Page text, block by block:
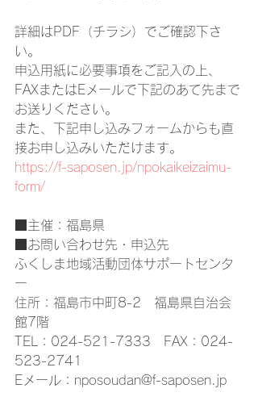
詳細はPDF（チラシ）でご確認下さ
い。
申込用紙に必要事項をご記入の上、
FAXまたはEメールで下記のあて先まで
お送りください。
また、下記申し込みフォームからも直
接お申し込みいただけます。
https://f-saposen.jp/npokaikeizaimu-
form/
■主催：福島県
■お問い合わせ先・申込先
ふくしま地域活動団体サポートセンタ
ー
住所：福島市中町8-2　福島県自治会
館7階
TEL：024-521-7333　FAX：024-
523-2741
Eメール：nposoudan@f-saposen.jp